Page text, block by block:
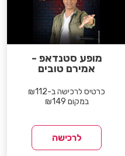
מופע סטנדאפ -
אמירם טובים
כרטיס לרכישה ב-₪112
במקום ₪149
לרכישה